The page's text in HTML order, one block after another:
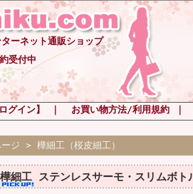
ーネット通販ショップ
受付中
グイン】 お買い物方法/利用規約｜
ジ > 樺細工（桜皮細工）
樺細工 ステンレスサーモ・スリムボ